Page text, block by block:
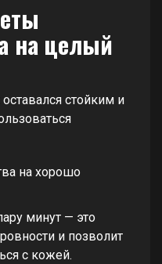
на целый
стойким и
на хорошо
минут — это
и позволит
с кожей.